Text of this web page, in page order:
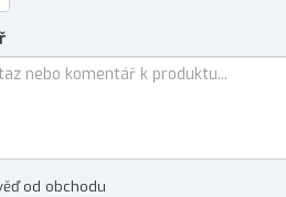
od obchodu